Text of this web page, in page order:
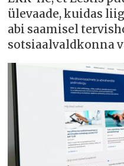
ülevaade, kuidas
abi saamisel
sotsiaalvaldkonna